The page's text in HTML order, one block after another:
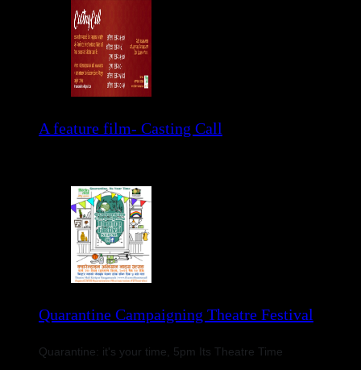
A feature film- Casting Call
Quarantine Campaigning Theatre Festival
Quarantine: it's your time, 5pm Its Theatre Time